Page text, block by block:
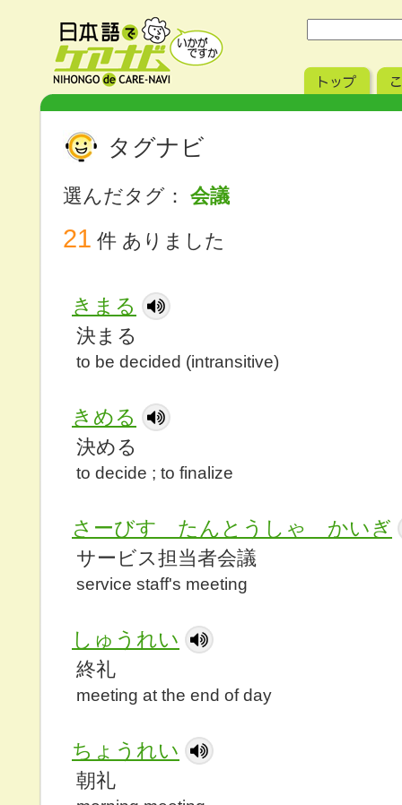
タグナビ
選んだタグ： 会議
21 件 ありました
きまる
決まる
to be decided (intransitive)
きめる
決める
to decide ; to finalize
さーびす たんとうしゃ かいぎ
サービス担当者会議
service staff's meeting
しゅうれい
終礼
meeting at the end of day
ちょうれい
朝礼